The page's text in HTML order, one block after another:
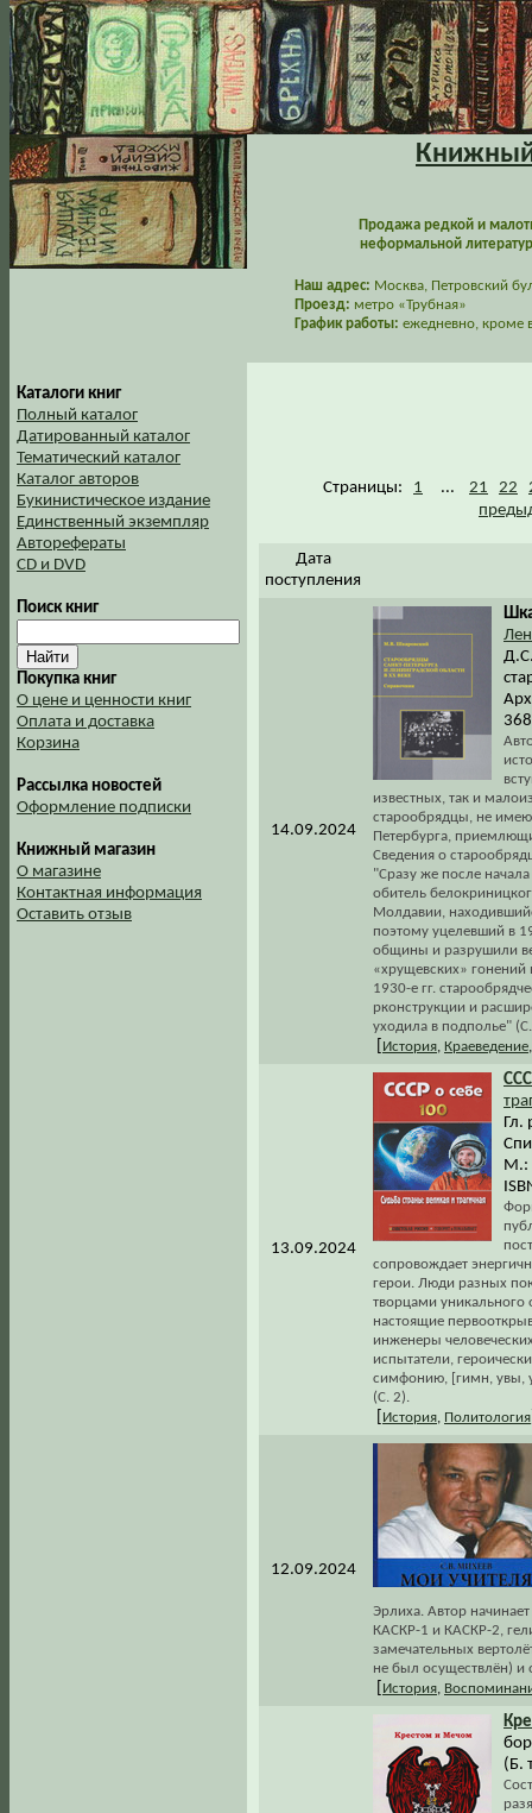
Книжный
Продажа редкой и
неформальной
Наш адрес: Москва, Петровский
Проезд: метро «Трубная»
График работы: ежедневно, кроме
Каталоги книг
Полный каталог
Датированный каталог
Тематический каталог
Каталог авторов
Букинистическое издание
Единственный экземпляр
Авторефераты
CD и DVD
Поиск книг
Покупка книг
О цене и ценности книг
Оплата и доставка
Корзина
Рассылка новостей
Оформление подписки
Книжный магазин
О магазине
Контактная информация
Оставить отзыв
Страницы: 1 ... 21 22
Дата
поступления
14.09.2024
известных, так и
старообрядцы, не
Петербурга,
Сведения о
"Сразу же после
обитель
Молдавии,
поэтому уцелевший в
общины и разрушили
«хрущевских»
1930-е гг.
рконструкции и
уходила в подполье"
История Краеведение
13.09.2024
Гл.
М.:
сопровождает
герои. Люди разных
творцами уникального
настоящие
инженеры
испытатели,
симфонию, [гимн, увы,
(С. 2).
История Политология
12.09.2024
Эрлиха. Автор
КАСКР-1 и КАСКР-2,
замечательных
не был осуществлён) и
История
(Б.